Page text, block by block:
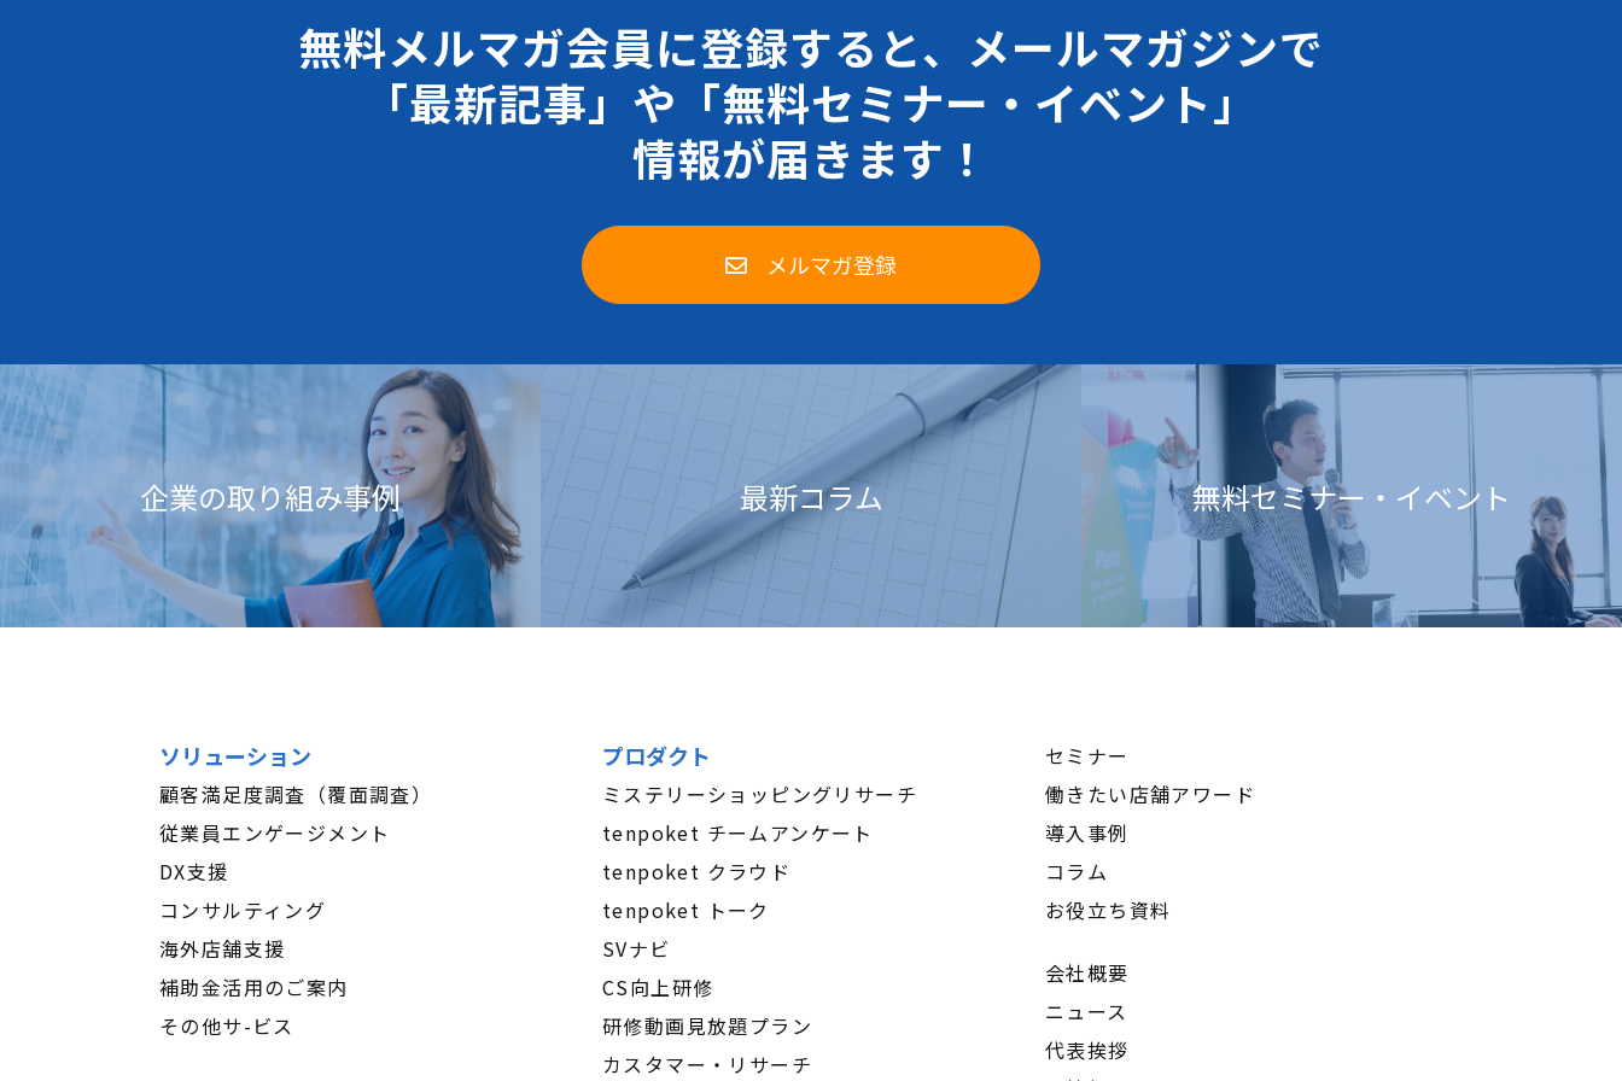
無料メルマガ会員に登録すると、メールマガジンで
「最新記事」や「無料セミナー・イベント」
情報が届きます！
メルマガ登録
企業の取り組み事例 最新コラム 無料セミナー・イベント
ソリューション
顧客満足度調査（覆面調査）
従業員エンゲージメント
DX支援
コンサルティング
海外店舗支援
補助金活用のご案内
その他サ-ビス
プロダクト
ミステリーショッピングリサーチ
tenpoket チームアンケート
tenpoket クラウド
tenpoket トーク
SVナビ
CS向上研修
研修動画見放題プラン
カスタマー・リサーチ
セミナー
働きたい店舗アワード
導入事例
コラム
お役立ち資料
会社概要
ニュース
代表挨拶